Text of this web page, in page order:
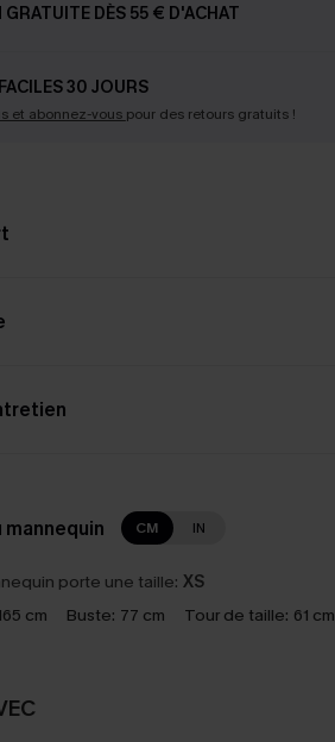
GRATUITE DÈS 55 € D'ACHAT
30 JOURS
et abonnez-vous pour des retours gratuits !
CM IN
porte une taille: XS
cm Buste: 77 cm Tour de taille: 61 cm